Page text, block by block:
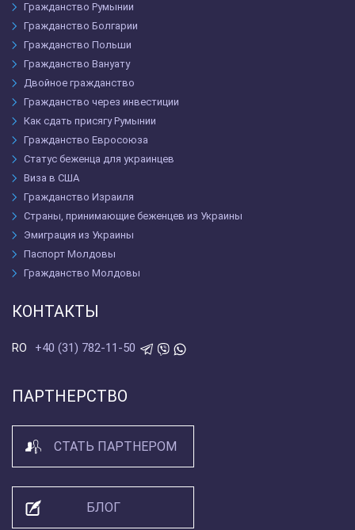
Гражданство Румынии
Гражданство Болгарии
Гражданство Польши
Гражданство Вануату
Двойное гражданство
Гражданство через инвестиции
Как сдать присягу Румынии
Гражданство Евросоюза
Статус беженца для украинцев
Виза в США
Гражданство Израиля
Страны, принимающие беженцев из Украины
Эмиграция из Украины
Паспорт Молдовы
Гражданство Молдовы
КОНТАКТЫ
RO +40 (31) 782-11-50
ПАРТНЕРСТВО
СТАТЬ ПАРТНЕРОМ
БЛОГ